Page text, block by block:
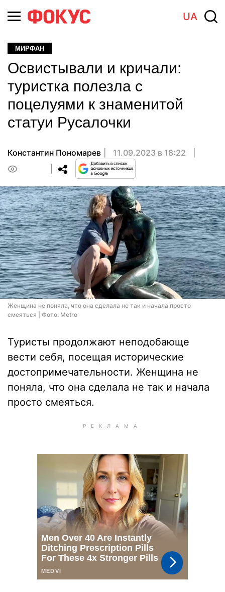
UA
МИРФАН
Освистывали и кричали:
туристка полезла с
поцелуями к знаменитой
статуи Русалочки
Константин Пономарев
11.09.2023 в 18:22
Женщина не поняла, что она сделала не так и начала просто
смеяться | Фото: Metro
Туристы продолжают неподобающе
вести себя, посещая исторические
достопримечательности. Женщина не
поняла, что она сделала не так и начала
просто смеяться.